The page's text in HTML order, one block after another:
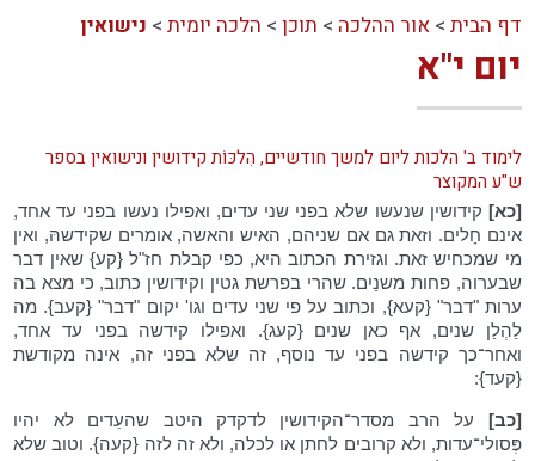
דף הבית >אור ההלכה > תוכן > הלכה יומית > נישואין
יום י"א
לימוד ב' הלכות ליום למשך חודשיים, הִלכּוֹת קידושין ונישואין בספר
ש"ע המקוצר
[כא] קידושין שנעשו שלא בפני שני עדים, ואפילו נעשו בפני עד אחד,
אינם חָלים. וזאת גם אם שניהם, האיש והאשה, אומרים שקידשהּ, ואין
מי שמכחיש זאת. וגזירת הכתוב היא, כפי קבלת חז"ל {קע} שאין דבר
שבערוה, פחות משנַיִם. שהרי בפרשת גטין וקידושין כתוב, כי מצא בה
ערות "דבר" {קעא}, וכתוב על פי שני עדים וגו' יקום "דבר" {קעב}. מה
לַהְלַן שניִם, אף כאן שניִם {קעג}. ואפילו קידשה בפני עד אחד,
ואחר־כך קידשה בפני עד נוסף, זה שלא בפני זה, אינה מקודשת
{קעד}:
[כב] על הרב מסדר־הקידושין לדקדק היטב שהעֵדים לא יהיו
פְּסולי־עדות, ולא קרובים לחתן או לכלה, ולא זה לזה {קעה}. וטוב שלא